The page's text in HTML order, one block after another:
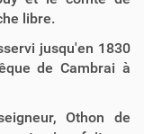
libre.
jusqu'en 1830
de Cambrai à
Othon de